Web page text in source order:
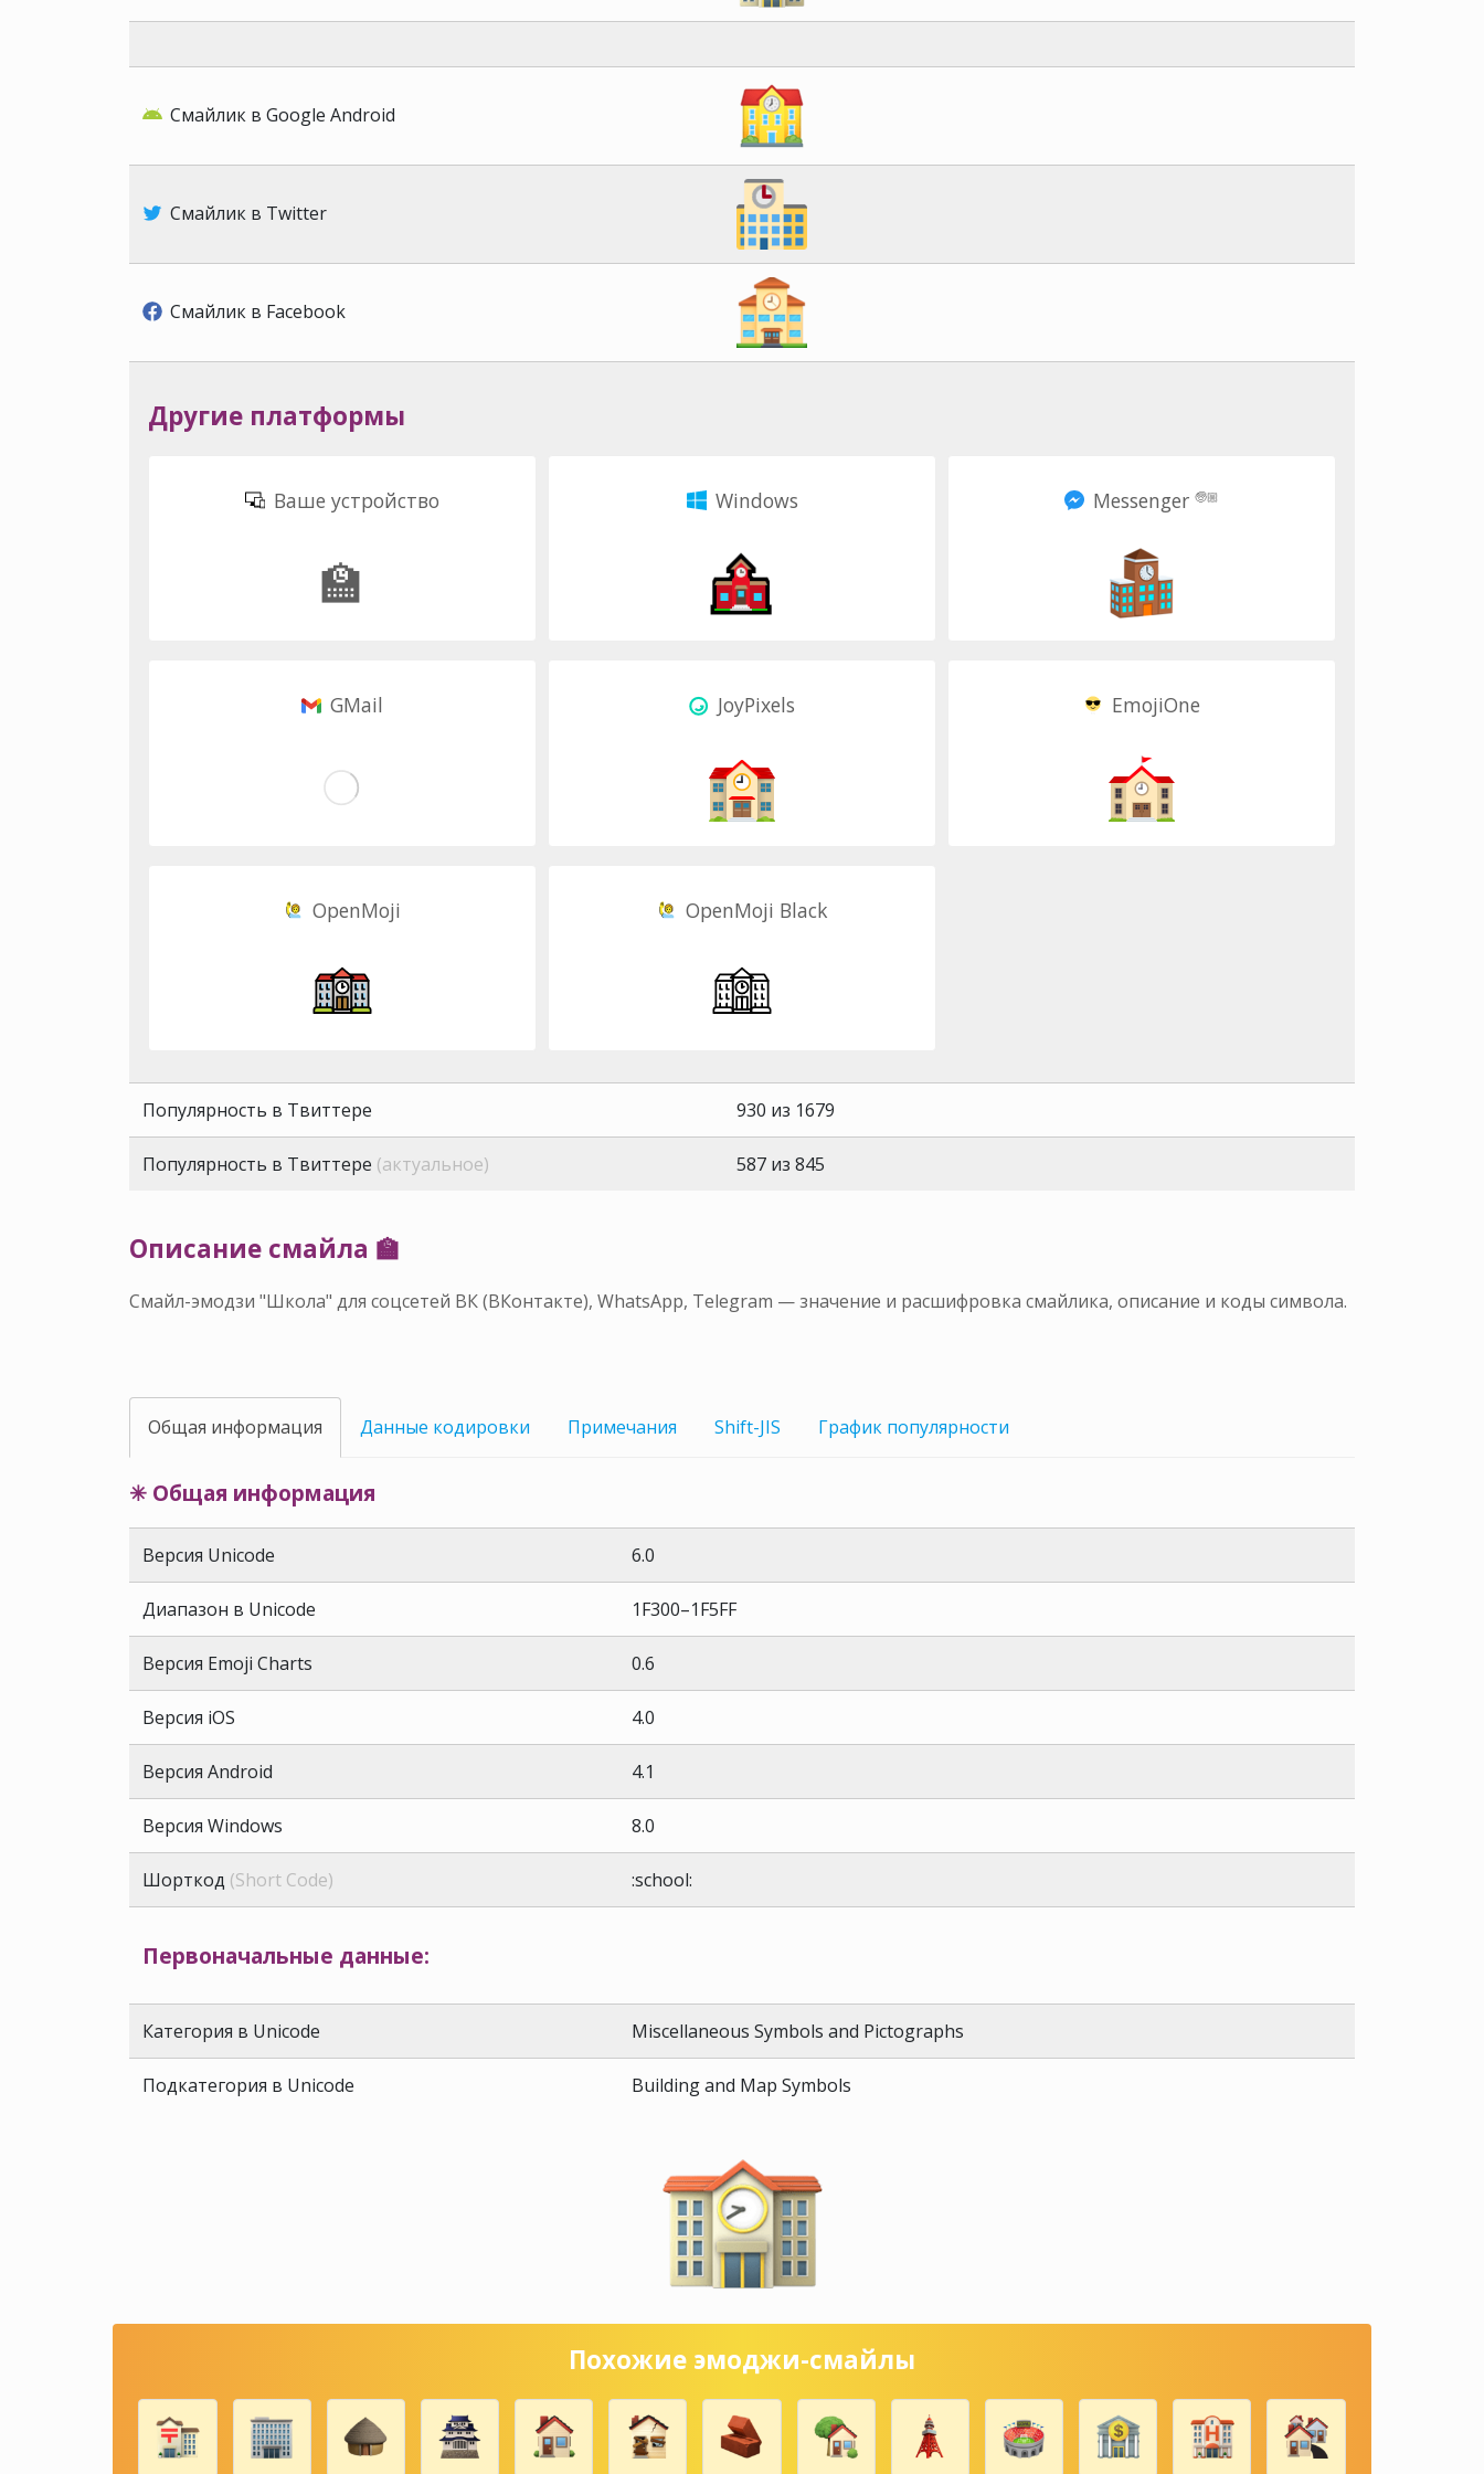
Смайлик в Google Android
Смайлик в Twitter
Смайлик в Facebook
Другие платформы
Ваше устройство
🏫
Windows Messenger 🧓🏼
GMail JoyPixels EmojiOne
OpenMoji OpenMoji Black
Популярность в Твиттере 930 из 1679
Популярность в Твиттере (актуальное) 587 из 845
Описание смайла 🏫
Смайл-эмодзи "Школа" для соцсетей ВК (ВКонтакте), WhatsApp, Telegram — значение и расшифровка смайлика, описание и коды символа.
Общая информация Данные кодировки Примечания Shift-JIS График популярности
✳ Общая информация
Версия Unicode 6.0
Диапазон в Unicode 1F300–1F5FF
Версия Emoji Charts 0.6
Версия iOS 4.0
Версия Android 4.1
Версия Windows 8.0
Шорткод (Short Code) :school:
Первоначальные данные:
Категория в Unicode Miscellaneous Symbols and Pictographs
Подкатегория в Unicode Building and Map Symbols
Похожие эмоджи-смайлы